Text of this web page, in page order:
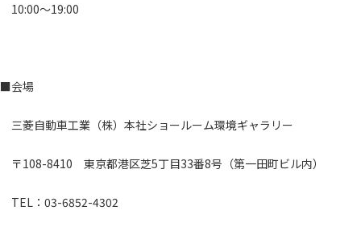
10:00～19:00
■会場
三菱自動車工業（株）本社ショールーム環境ギャラリー
〒108-8410 東京都港区芝5丁目33番8号（第一田町ビル内）
TEL：03-6852-4302